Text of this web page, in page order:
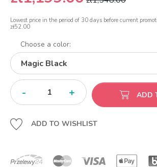
Lowest price in the period of 30 days before current
zł52.00
Choose a color:
- + ADD
ADD TO WISHLIST